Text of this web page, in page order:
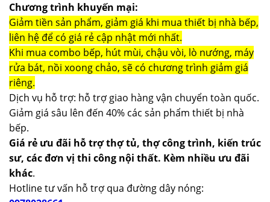
Chương trình khuyến mại:
Giảm tiền sản phẩm, giảm giá khi mua thiết bị nhà bếp,
liên hệ để có giá rẻ cập nhật mới nhất.
Khi mua combo bếp, hút mùi, chậu vòi, lò nướng, máy
rửa bát, nồi xoong chảo, sẽ có chương trình giảm giá
riêng.
Dịch vụ hỗ trợ: hỗ trợ giao hàng vận chuyển toàn quốc.
Giảm giá sâu lên đến 40% các sản phẩm thiết bị nhà
bếp.
Giá rẻ ưu đãi hỗ trợ thợ tủ, thợ công trình, kiến trúc
sư, các đơn vị thi công nội thất. Kèm nhiều ưu đãi
khác.
Hotline tư vấn hỗ trợ qua đường dây nóng: